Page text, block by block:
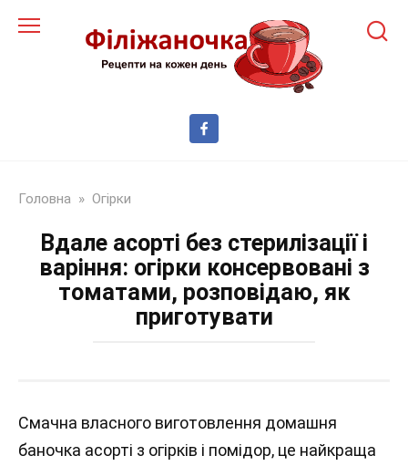
до
Головна » Огірки
Вдале асорті без стерилізації і
варіння: огірки консервовані з
томатами, розповідаю, як
приготувати
Смачна власного виготовлення домашня
баночка асорті з огірків і помідор, це найкраща